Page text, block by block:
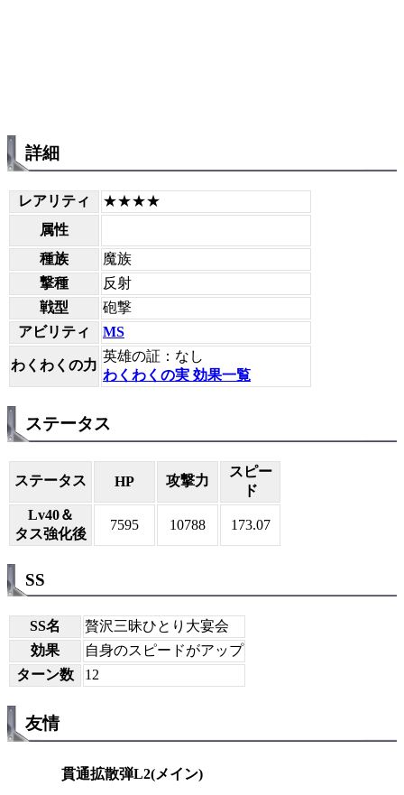
詳細
レアリティ
★★★★
属性
種族
魔族
撃種
反射
戦型
砲撃
アビリティ
MS
わくわくの力
英雄の証：なし
わくわくの実 効果一覧
ステータス
ステータス HP 攻撃力
スピー
ド
Lv40＆
タス強化後
7595 10788 173.07
SS
SS名
贅沢三昧ひとり大宴会
効果
自身のスピードがアップ
ターン数
12
友情
貫通拡散弾L2(メイン)